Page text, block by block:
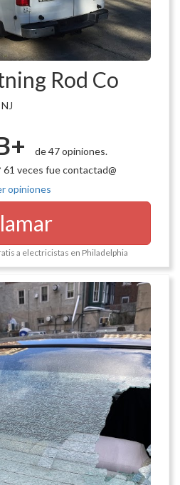
Rod Co
de 47 opiniones.
61 veces fue contactad@
opiniones
a electricistas en Philadelphia